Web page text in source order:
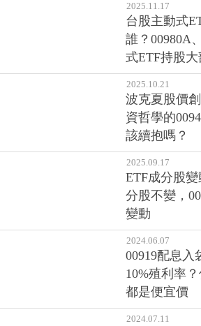
2025.11.17
台股主動式
誰？00980A
式ETF持股
2025.10.21
波克夏股價
資哲學的
該續抱嗎？
2025.09.17
ETF成分股變
分股不變，
變動
2024.06.07
00919配息入
10%殖利率
都是便宜價
2024.07.11